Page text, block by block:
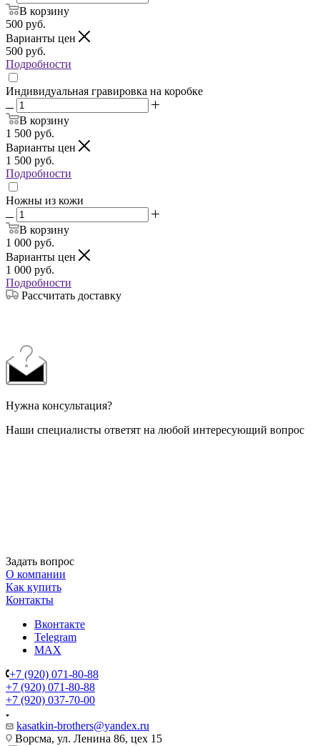
В корзину
500 руб.
Варианты цен
500 руб.
Подробности
Индивидуальная гравировка на коробке
В корзину
1 500 руб.
Варианты цен
1 500 руб.
Подробности
Ножны из кожи
В корзину
1 000 руб.
Варианты цен
1 000 руб.
Подробности
Рассчитать доставку
Нужна консультация?
Наши специалисты ответят на любой интересующий вопрос
Задать вопрос
О компании
Как купить
Контакты
Вконтакте
Telegram
MAX
+7 (920) 071-80-88
+7 (920) 071-80-88
+7 (920) 037-70-00
kasatkin-brothers@yandex.ru
Ворсма, ул. Ленина 86, цех 15